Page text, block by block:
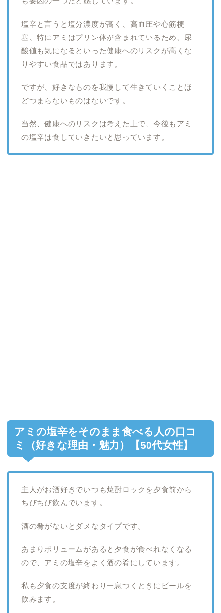
塩辛と言うと塩分濃度が高く、高血圧や心筋梗
塞、特にアミはプリン体が含まれているため、尿
酸値も気になるといった健康へのリスクが高くな
りやすい食品ではあります。
ですが、好きなものを我慢して生きていくことほ
どつまらないものはないです。
当然、健康へのリスクは考えた上で、今後もアミ
の塩辛は食していきたいと思っています。
アミの塩辛をそのまま食べる人の口コ
ミ（好きな理由・魅力）【50代女性】
主人がお酒好きでいつも焼酎ロックを夕食前から
ちびちび飲んでいます。
酒の肴がないとダメなタイプです。
あまりボリュームがあると夕食が食べれなくなる
ので、アミの塩辛をよく酒の肴にしています。
私も夕食の支度が終わり一息つくときにビールを
飲みます。